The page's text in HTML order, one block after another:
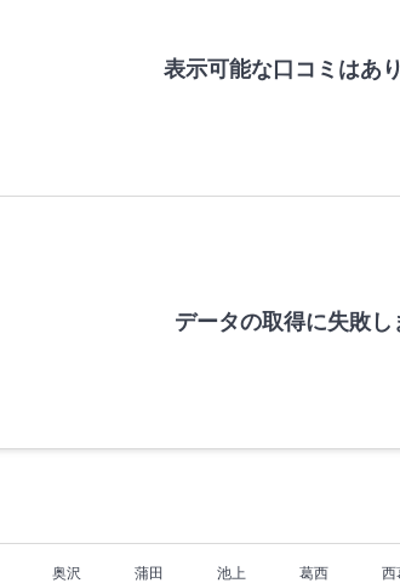
表示可能な口コミはあ
データの取得に失敗し
奥沢 蒲田 池上 葛西 西